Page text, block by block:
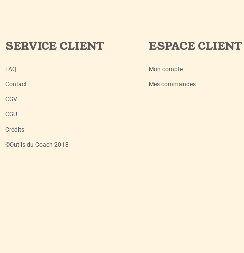
SERVICE CLIENT
FAQ
Contact
CGV
CGU
Crédits
©Outils du Coach 2018
ESPACE CLIENT
Mon compte
Mes commandes